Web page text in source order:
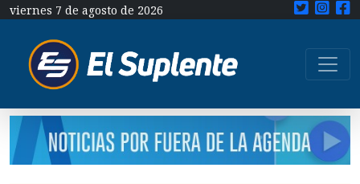
viernes 7 de agosto de 2026